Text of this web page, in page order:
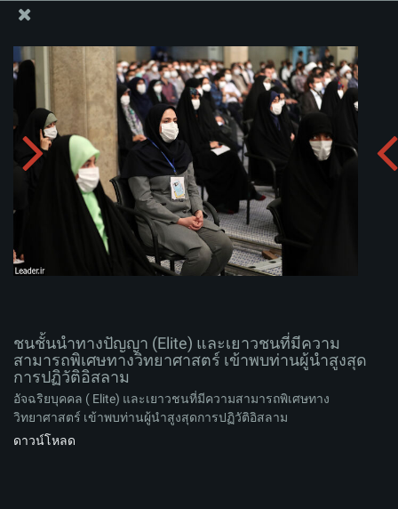
ชนชั้นนำทางปัญญา (Elite) และเยาวชนที่มีความสามารถ
พิเศษทางวิทยาศาสตร์ เข้าพบท่านผู้นำสูงสุดการปฏิวัติ
อิสลาม
ชนชั้นนำทางปัญญา (Elite) และเยาวชนที่มีความ
สามารถพิเศษทางวิทยาศาสตร์ เข้าพบท่านผู้นำสูงสุด
การปฏิวัติอิสลาม
อัจฉริยบุคคล ( Elite) และเยาวชนที่มีความสามารถพิเศษทาง
วิทยาศาสตร์ เข้าพบท่านผู้นำสูงสุดการปฏิวัติอิสลาม
ดาวน์โหลด